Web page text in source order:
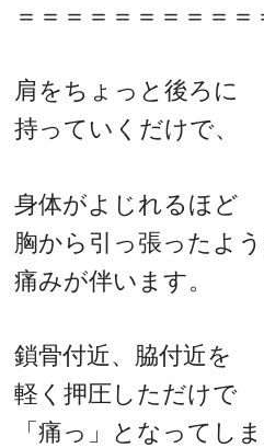
＝＝＝＝＝＝＝＝＝＝
肩をちょっと後ろに
持っていくだけで、
身体がよじれるほど
胸から引っ張ったよ
痛みが伴います。
鎖骨付近、脇付近を
軽く押圧しただけで
「痛っ」となってし